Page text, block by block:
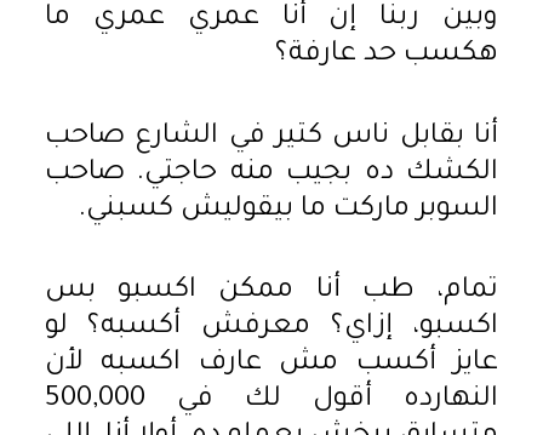
وبين ربنا إن أنا عمري عمري ما
هكسب حد عارفة؟
أنا بقابل ناس كتير في الشارع صاحب
الكشك ده بجيب منه حاجتي. صاحب
السوبر ماركت ما بيقوليش كسبني.
تمام، طب أنا ممكن اكسبو بس
اكسبو، إزاي؟ معرفش أكسبه؟ لو
عايز أكسب مش عارف اكسبه لأن
النهارده أقول لك في 500,000